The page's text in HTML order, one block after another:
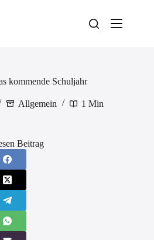
kommende Schuljahr
Allgemein 1 Min
Beitrag